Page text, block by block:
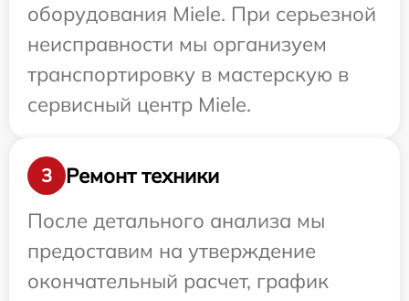
оборудования Miele. При серьезной
неисправности мы организуем
транспортировку в мастерскую в
сервисный центр Miele.
3
Ремонт техники
После детального анализа мы
предоставим на утверждение
окончательный расчет, график